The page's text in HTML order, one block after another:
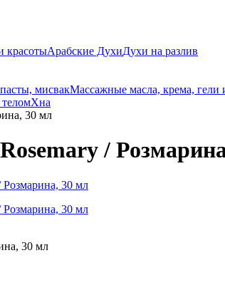
красотыАрабские ДухиДухи на разлив
мисвакМассажные масла, крема, гели
теломХна
30 мл
/
30 мл